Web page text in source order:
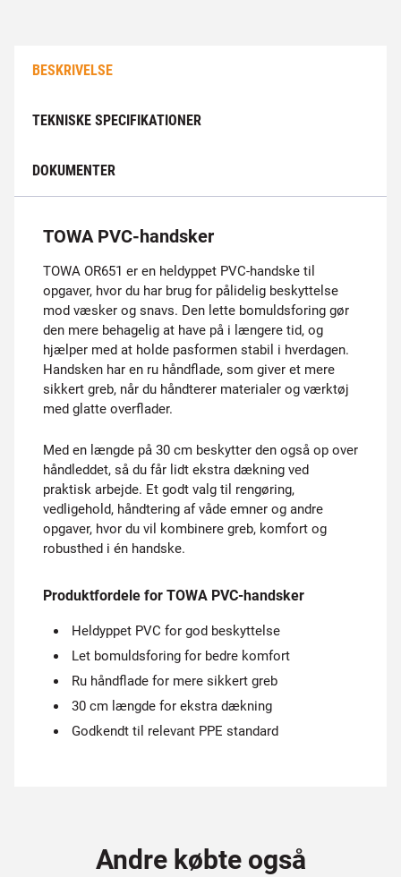
BESKRIVELSE
TEKNISKE SPECIFIKATIONER
DOKUMENTER
TOWA PVC-handsker
TOWA OR651 er en heldyppet PVC-handske til
opgaver, hvor du har brug for pålidelig beskyttelse
mod væsker og snavs. Den lette bomuldsforing gør
den mere behagelig at have på i længere tid, og
hjælper med at holde pasformen stabil i hverdagen.
Handsken har en ru håndflade, som giver et mere
sikkert greb, når du håndterer materialer og værktøj
med glatte overflader.
Med en længde på 30 cm beskytter den også op over
håndleddet, så du får lidt ekstra dækning ved
praktisk arbejde. Et godt valg til rengøring,
vedligehold, håndtering af våde emner og andre
opgaver, hvor du vil kombinere greb, komfort og
robusthed i én handske.
Produktfordele for TOWA PVC-handsker
Heldyppet PVC for god beskyttelse
Let bomuldsforing for bedre komfort
Ru håndflade for mere sikkert greb
30 cm længde for ekstra dækning
Godkendt til relevant PPE standard
Andre købte også